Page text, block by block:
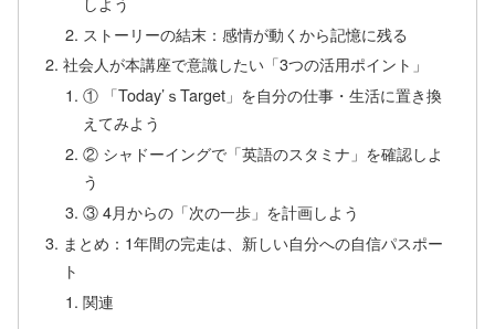
ストーリーの結末：感情が動くから記憶に残る
社会人が本講座で意識したい「3つの活用ポイント」
① 「Today’ｓTarget」を自分の仕事・生活に置き換
えてみよう
② シャドーイングで「英語のスタミナ」を確認しよ
う
③ 4月からの「次の一歩」を計画しよう
まとめ：1年間の完走は、新しい自分への自信パスポー
ト
関連